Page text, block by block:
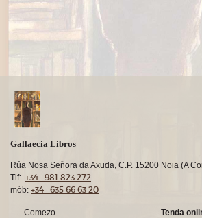
Gallaecia Libros
Rúa Nosa Señora da Axuda, C.P. 15200 Noia (A
Tlf: +34 981 823 272
mób: +34 635 66 63 20
Comezo
Tenda